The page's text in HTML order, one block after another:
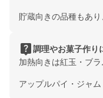
貯蔵向きの品種もあ
live_help調理やお菓子作り
加熱向きは紅玉・ブラ
アップルパイ・ジャム